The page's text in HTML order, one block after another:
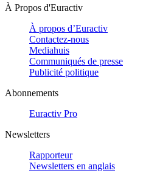
À Propos d'Euractiv
À propos d’Euractiv
Contactez-nous
Mediahuis
Communiqués de presse
Publicité politique
Abonnements
Euractiv Pro
Newsletters
Rapporteur
Newsletters en anglais